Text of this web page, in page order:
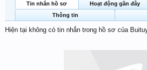
Tin nhắn hồ sơ Hoạt động gần đây
Thông tin
Hiện tại không có tin nhắn trong hồ sơ của